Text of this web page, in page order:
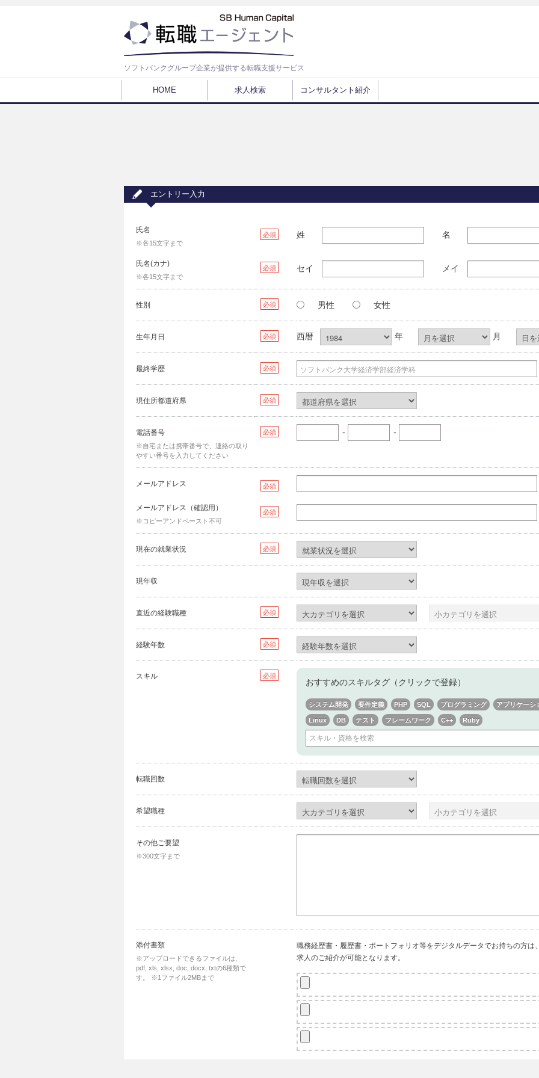
ソフトバンクグループ企業が提供する転職支援サービス
HOME 求人検索 コンサルタント紹介
エントリー入力
氏名
※各15文字まで
必須 姓 名
氏名(カナ)
※各15文字まで
必須 セイ メイ
性別 必須 男性 女性
生年月日 必須 西暦 年 月
最終学歴 必須
現住所都道府県 必須
電話番号
※自宅または携帯番号で、連絡の取り
やすい番号を入力してください
必須 - -
メールアドレス 必須
メールアドレス（確認用）
※コピーアンドペースト不可
必須
現在の就業状況 必須
現年収
直近の経験職種 必須
経験年数 必須
スキル 必須
おすすめのスキルタグ（クリックで登録）
システム開発 要件定義 PHP SQL プログラミング アプリケーシ
Linux DB テスト フレームワーク C++ Ruby
転職回数
希望職種
その他ご要望
※300文字まで
添付書類
※アップロードできるファイルは、
pdf, xls, xlsx, doc, docx, txtの6種類で
す。
※1ファイル2MBまで
職務経歴書・履歴書・ポートフォリオ等をデジタルデータでお持ちの方
求人のご紹介が可能となります。